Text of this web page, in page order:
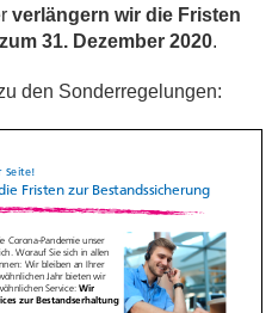
verlängern wir die Fristen
31. Dezember 2020.
den Sonderregelungen: